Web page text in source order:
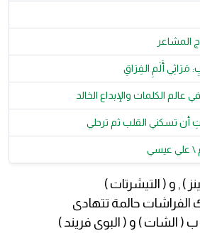
المشاعر
مَرَاثِي أَلَمِ الفِرَاقِ
عالم الكلمات والإبداع الخالد
أن تسكني القلب ثم ترحلي
\ علي عيسي
) , و ( التيشرتات )
الفراشات حالمة تتهادى
الشات ) و ( البوى فريند )